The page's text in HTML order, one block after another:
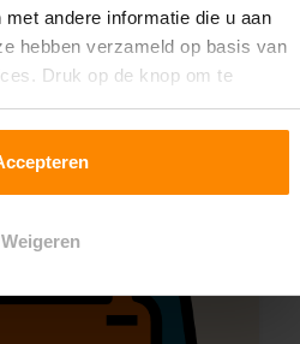
andere informatie die u aan
hebben verzameld op basis van
Druk op de knop om te
Weigeren